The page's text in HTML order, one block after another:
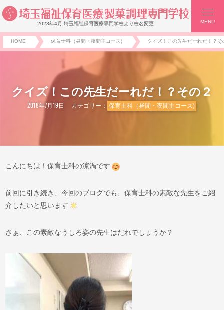
2023年4月 埼玉福祉保育医療専門学校より校名変更 MENU
HOME 保育士科（昼間・夜間主コース) クイズ！この先生だーれだ！？そ
クイズ！この先生だーれだ！？その２
2018年7月19日 カテゴリー： 保育士科（昼間・夜間主コース)
こんにちは！保育士科の濵渦です
前回に引き続き、今回のブログでも、保育士科の素敵な先生をご紹
介したいと思います
さぁ、この素敵なうしろ姿の先生はだれでしょうか？